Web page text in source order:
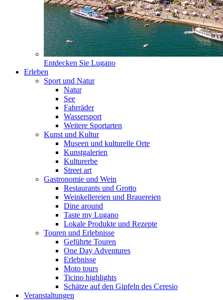
Entdecken Sie Lugano
Erleben
Sport und Natur
Natur
See
Fahrräder
Wassersport
Weitere Sportarten
Kunst und Kultur
Museen und kulturelle Orte
Kunstgalerien
Kulturerbe
Street art
Gastronomie und Wein
Restaurants und Grotto
Weinkellereien und Brauereien
Dine around
Taste my Lugano
Lokale Produkte und Rezepte
Touren und Erlebnisse
Geführte Touren
One Day Adventures
Erlebnisse
Moto tours
Ticino highlights
Schätze auf den Gipfeln des Ceresio
Veranstaltungen